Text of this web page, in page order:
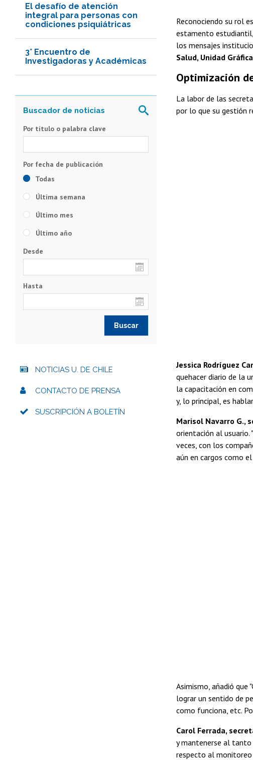
El desafío de atención
integral para personas con
condiciones psiquiátricas
3° Encuentro de
Investigadoras y Académicas
Reconociendo su rol
estamento
los mensajes
Salud, Unidad Gráfica
Optimización
La labor de las
por lo que su gestión
Jessica Rodríguez
quehacer diario de la
la capacitación en
y, lo principal, es
Marisol Navarro G.,
orientación al
veces, con los
aún en cargos como
Asimismo, añadió
lograr un sentido de
como funciona, etc.
Carol Ferrada,
y mantenerse al tanto
respecto al monitoreo
Por título o palabra clave
Todas
Última semana
Último mes
Último año
Desde
Hasta
NOTICIAS U. DE CHILE
CONTACTO DE PRENSA
SUSCRIPCIÓN A BOLETÍN